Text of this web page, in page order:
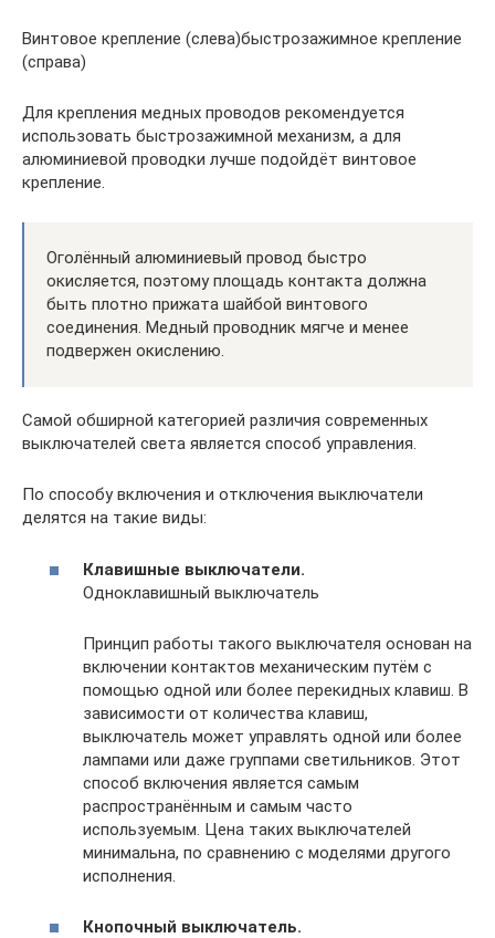
Винтовое крепление (слева)быстрозажимное крепление
(справа)
Для крепления медных проводов рекомендуется
использовать быстрозажимной механизм, а для
алюминиевой проводки лучше подойдёт винтовое
крепление.
Оголённый алюминиевый провод быстро
окисляется, поэтому площадь контакта должна
быть плотно прижата шайбой винтового
соединения. Медный проводник мягче и менее
подвержен окислению.
Самой обширной категорией различия современных
выключателей света является способ управления.
По способу включения и отключения выключатели
делятся на такие виды:
Клавишные выключатели.
Одноклавишный выключатель
Принцип работы такого выключателя основан на
включении контактов механическим путём с
помощью одной или более перекидных клавиш. В
зависимости от количества клавиш,
выключатель может управлять одной или более
лампами или даже группами светильников. Этот
способ включения является самым
распространённым и самым часто
используемым. Цена таких выключателей
минимальна, по сравнению с моделями другого
исполнения.
Кнопочный выключатель.